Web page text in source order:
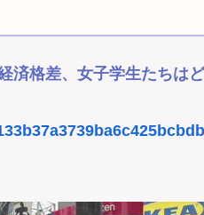
済格差、女子学生たちは